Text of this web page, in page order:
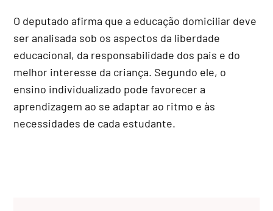
O deputado afirma que a educação domiciliar deve
ser analisada sob os aspectos da liberdade
educacional, da responsabilidade dos pais e do
melhor interesse da criança. Segundo ele, o
ensino individualizado pode favorecer a
aprendizagem ao se adaptar ao ritmo e às
necessidades de cada estudante.